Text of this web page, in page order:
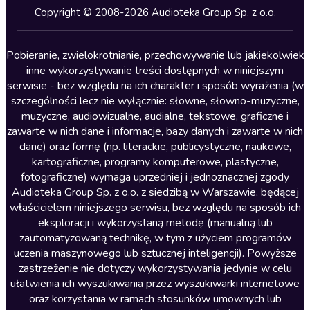
Kryminały
Lektury szkolne
Literatura anglojęzyczna
Literatura faktu
Literatura obyczajowa
Literatura piękna obca
Literatura piękna polska
Nagrania relaksacyjne
Nauka języków
Nauki humanistyczne
Podcasty i audycje
Polityka
Prasa
Copyright © 2008-2026 Audioteka Group Sp. z o.o.
Pobieranie, zwielokrotnianie, przechowywanie lub jakiekolwiek
inne wykorzystywanie treści dostępnych w niniejszym
serwisie - bez względu na ich charakter i sposób wyrażenia (w
szczególności lecz nie wyłącznie: słowne, słowno-muzyczne,
muzyczne, audiowizualne, audialne, tekstowe, graficzne i
zawarte w nich dane i informacje, bazy danych i zawarte w nich
dane) oraz formę (np. literackie, publicystyczne, naukowe,
kartograficzne, programy komputerowe, plastyczne,
fotograficzne) wymaga uprzedniej i jednoznacznej zgody
Audioteka Group Sp. z o.o. z siedzibą w Warszawie, będącej
właścicielem niniejszego serwisu, bez względu na sposób ich
eksploracji i wykorzystaną metodę (manualną lub
zautomatyzowaną technikę, w tym z użyciem programów
uczenia maszynowego lub sztucznej inteligencji). Powyższe
zastrzeżenie nie dotyczy wykorzystywania jedynie w celu
ułatwienia ich wyszukiwania przez wyszukiwarki internetowe
oraz korzystania w ramach stosunków umownych lub